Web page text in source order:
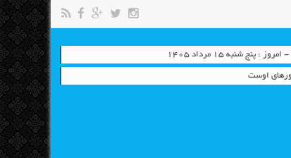
پنج شنبه ۱۵ مرداد ۱۴۰۵
اوست